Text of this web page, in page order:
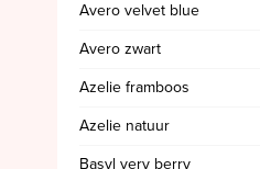
SALE
Sloggi
Spanx
Ten Cate
Avero velvet blue
Avero zwart
Azelie framboos
Azelie natuur
Basyl very berry